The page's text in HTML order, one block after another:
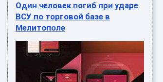
Один человек погиб при ударе
ВСУ по торговой базе в
Мелитополе